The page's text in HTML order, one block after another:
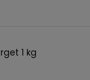
1 kg